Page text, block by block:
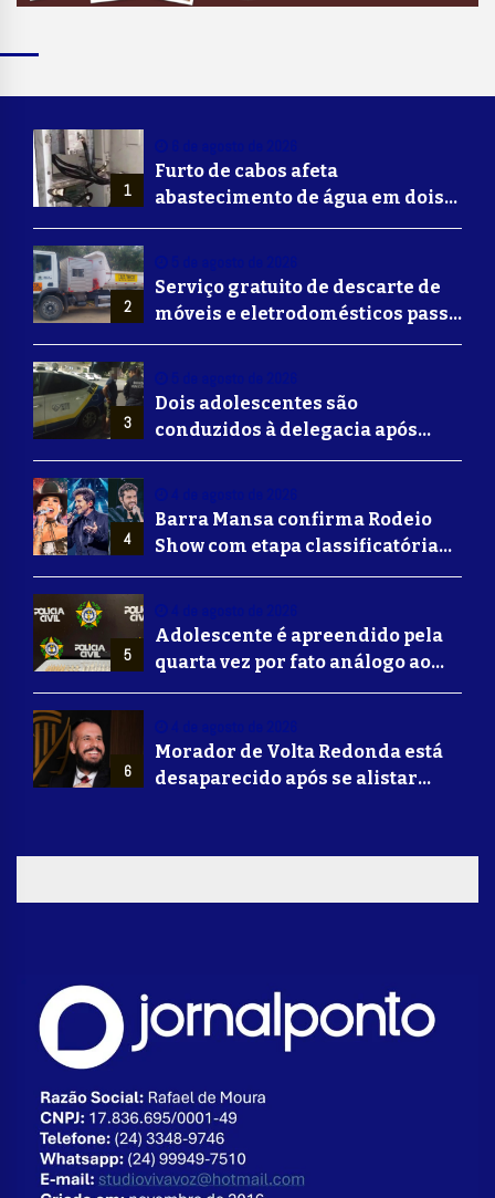
1
Furto de cabos afeta
abastecimento de água em dois
bairros de Volta Redonda
2
Serviço gratuito de descarte de
móveis e eletrodomésticos passa
a ser oferecido em Volta
3
Dois adolescentes são
conduzidos à delegacia após
suposta agressão a idoso em
4
Barra Mansa confirma Rodeio
Show com etapa classificatória
para Barretos e grandes nomes
5
Adolescente é apreendido pela
quarta vez por fato análogo ao
tráfico de drogas durante
Barra Mansa
6
Morador de Volta Redonda está
desaparecido após se alistar